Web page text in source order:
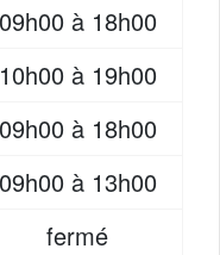
09h00 à 18h00
10h00 à 19h00
09h00 à 18h00
09h00 à 13h00
fermé